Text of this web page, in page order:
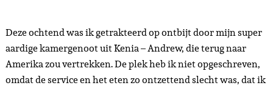
Deze ochtend was ik getrakteerd op ontbijt door mijn super
aardige kamergenoot uit Kenia – Andrew, die terug naar
Amerika zou vertrekken. De plek heb ik niet opgeschreven,
omdat de service en het eten zo ontzettend slecht was, dat ik